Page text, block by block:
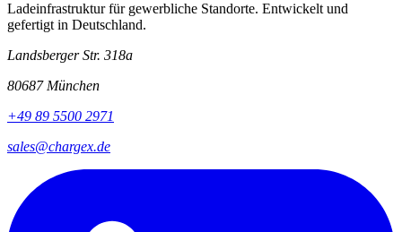
Ladeinfrastruktur für gewerbliche Standorte. Entwickelt und
gefertigt in Deutschland.
Landsberger Str. 318a
80687 München
+49 89 5500 2971
sales@chargex.de